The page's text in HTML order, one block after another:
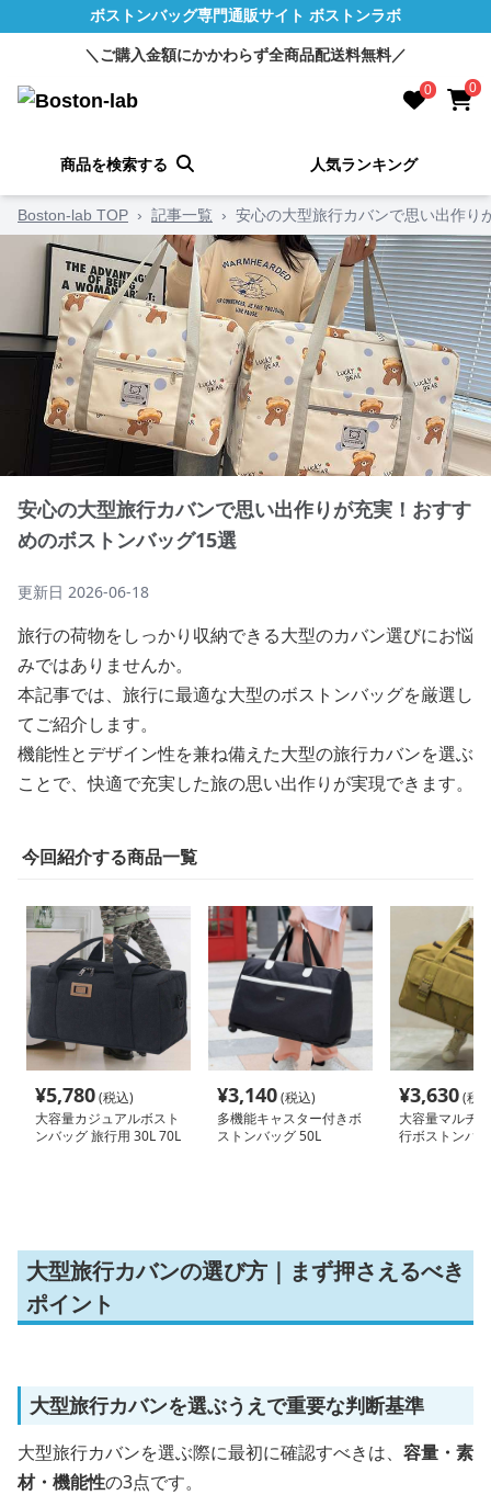
ボストンバッグ専門通販サイト ボストンラボ
＼ご購入金額にかかわらず全商品配送料無料／
0 0
商品を検索する 人気ランキング
Boston-lab TOP › 記事一覧 › 安心の大型旅行カバンで思い出作り
安心の大型旅行カバンで思い出作りが充実！おすす
めのボストンバッグ15選
更新日 2026-06-18
旅行の荷物をしっかり収納できる大型のカバン選びにお悩
みではありませんか。
本記事では、旅行に最適な大型のボストンバッグを厳選し
てご紹介します。
機能性とデザイン性を兼ね備えた大型の旅行カバンを選ぶ
ことで、快適で充実した旅の思い出作りが実現できます。
今回紹介する商品一覧
¥5,780(税込)
大容量カジュアルボスト
ンバッグ 旅行用 30L 70L
¥3,140(税込)
多機能キャスター付きボ
ストンバッグ 50L
¥3,630(税
大容量マルチ
行ボストンバ
大型旅行カバンの選び方｜まず押さえるべき
ポイント
大型旅行カバンを選ぶうえで重要な判断基準
大型旅行カバンを選ぶ際に最初に確認すべきは、 容量・素
材・機能性の3点です。